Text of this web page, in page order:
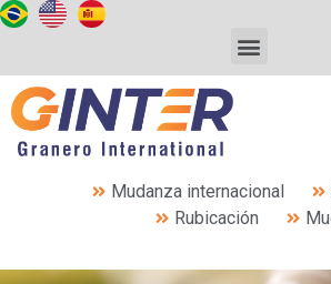
Mudanza internacional
Rubicación